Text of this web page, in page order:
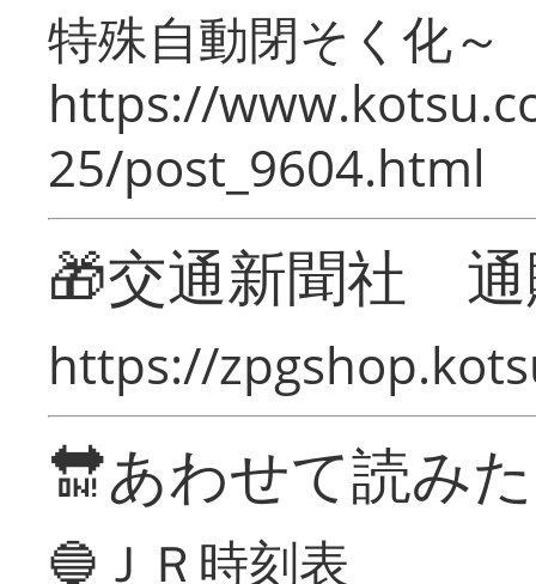
特殊自動閉そく化～
https://
25/post_9604.html
🎁交通新聞社
https://
🔛あわせて読み
🔵ＪＲ時刻表